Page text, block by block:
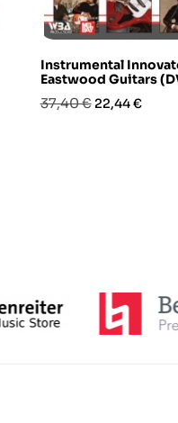
Instrumental
Eastwood Guitars
Prezzo
37,40 € Prezzo
22,44 €